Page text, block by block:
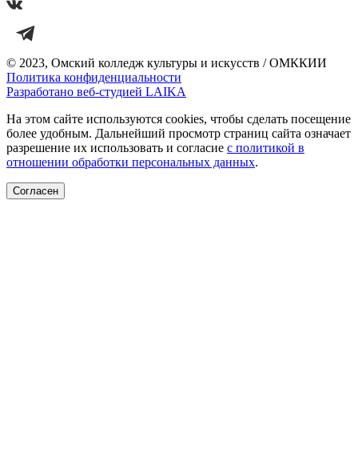
© 2023, Омский колледж культуры и искусств / ОМККИИ
Политика конфиденциальности
Разработано веб-студией LAIKA
На этом сайте используются cookies, чтобы сделать посещение
более удобным. Дальнейший просмотр страниц сайта означает
разрешение их использовать и согласие с политикой в
отношении обработки персональных данных.
Согласен